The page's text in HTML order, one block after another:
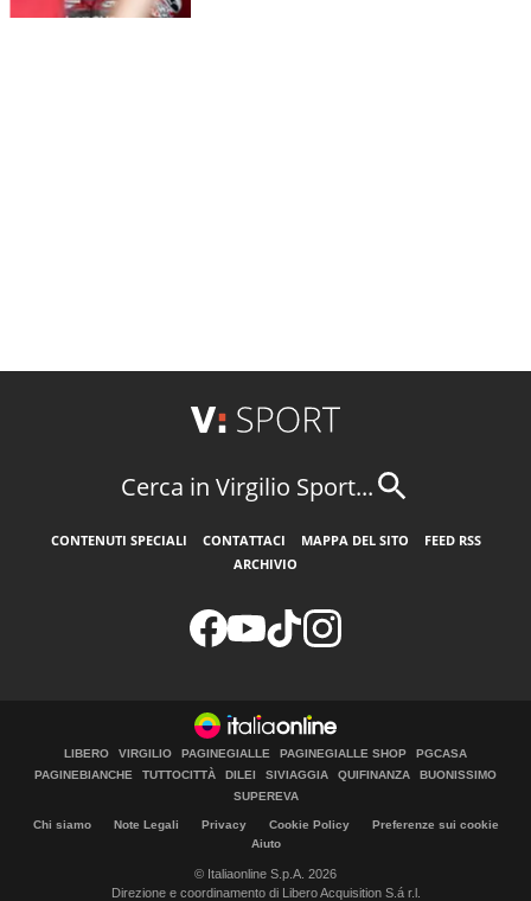
Cerca in Virgilio Sport...
CONTENUTI SPECIALI CONTATTACI MAPPA DEL SITO
FEED RSS
ARCHIVIO
LIBERO VIRGILIO PAGINEGIALLE PAGINEGIALLE SHOP
PGCASA
PAGINEBIANCHE
TUTTOCITTÀ DILEI SIVIAGGIA QUIFINANZA
BUONISSIMO
SUPEREVA
Chi siamo Note Legali Privacy Cookie Policy
Preferenze sui cookie
Aiuto
© Italiaonline S.p.A. 2026
Direzione e coordinamento di Libero Acquisition S.á r.l.